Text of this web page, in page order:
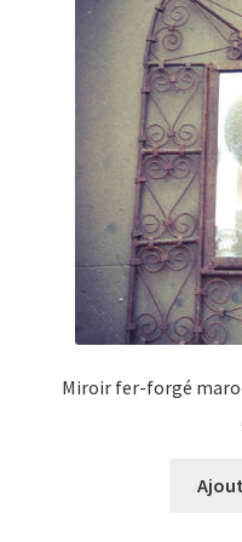
Miroir fer-forgé